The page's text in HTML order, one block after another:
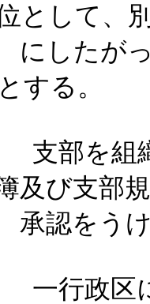
として、
って５
する。
部を組織
及び支部
けなけ
行政区に